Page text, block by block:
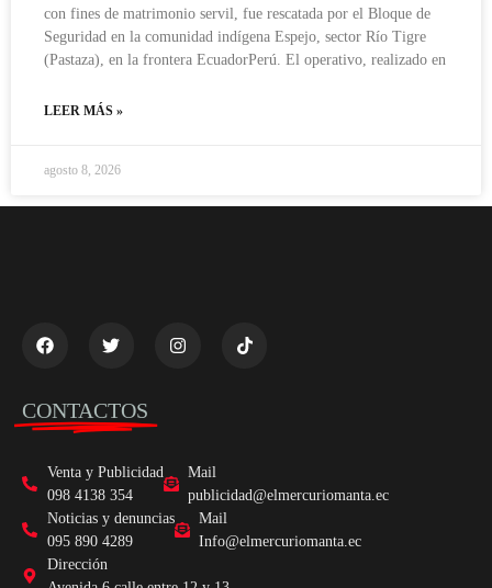
con fines de matrimonio servil, fue rescatada por el Bloque de
Seguridad en la comunidad indígena Espejo, sector Río Tigre
(Pastaza), en la frontera EcuadorPerú. El operativo, realizado en
LEER MÁS »
agosto 8, 2026
CONTACTOS
Venta y Publicidad
098 4138 354
Mail
publicidad@elmercuriomanta.ec
Noticias y denuncias
095 890 4289
Mail
Info@elmercuriomanta.ec
Dirección